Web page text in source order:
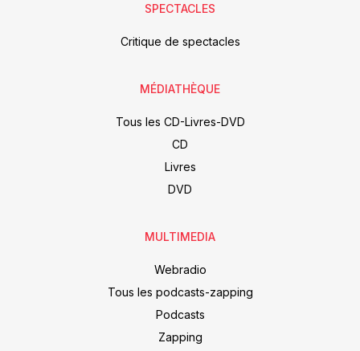
SPECTACLES
Critique de spectacles
MÉDIATHÈQUE
Tous les CD-Livres-DVD
CD
Livres
DVD
MULTIMEDIA
Webradio
Tous les podcasts-zapping
Podcasts
Zapping